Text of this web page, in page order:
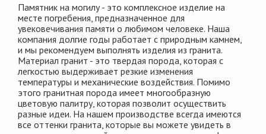
Памятник на могилу - это комплексное изделие на
месте погребения, предназначенное для
увековечивания памяти о любимом человеке. Наша
компания долгие годы работает с природным камнем,
и мы рекомендуем выполнять изделия из гранита.
Материал гранит - это твердая порода, которая с
легкостью выдерживает резкие изменения
температуры и механические воздействия. Помимо
этого гранитная порода имеет многообразную
цветовую палитру, которая позволит осуществить
разные идеи. На нашем производстве всегда имеются
все оттенки гранита, которые вы можете увидеть в